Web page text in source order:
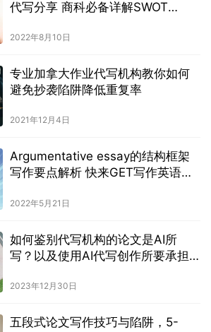
代写分享 商科必备详解SWOT
2022年8月10日
专业加拿大作业代写机构教你如何
避免抄袭陷阱降低重复率
2021年12月4日
Argumentative essay的结构框架
写作要点解析 快来GET写作英语议
2022年5月21日
如何鉴别代写机构的论文是AI所
写？以及使用AI代写创作所要承担
2023年12月30日
五段式论文写作技巧与陷阱，5-